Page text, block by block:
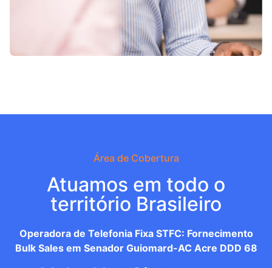
Área de Cobertura
Atuamos em todo o
território Brasileiro
Operadora de Telefonia Fixa STFC: Fornecimento
Bulk Sales em Senador Guiomard-AC Acre DDD 68